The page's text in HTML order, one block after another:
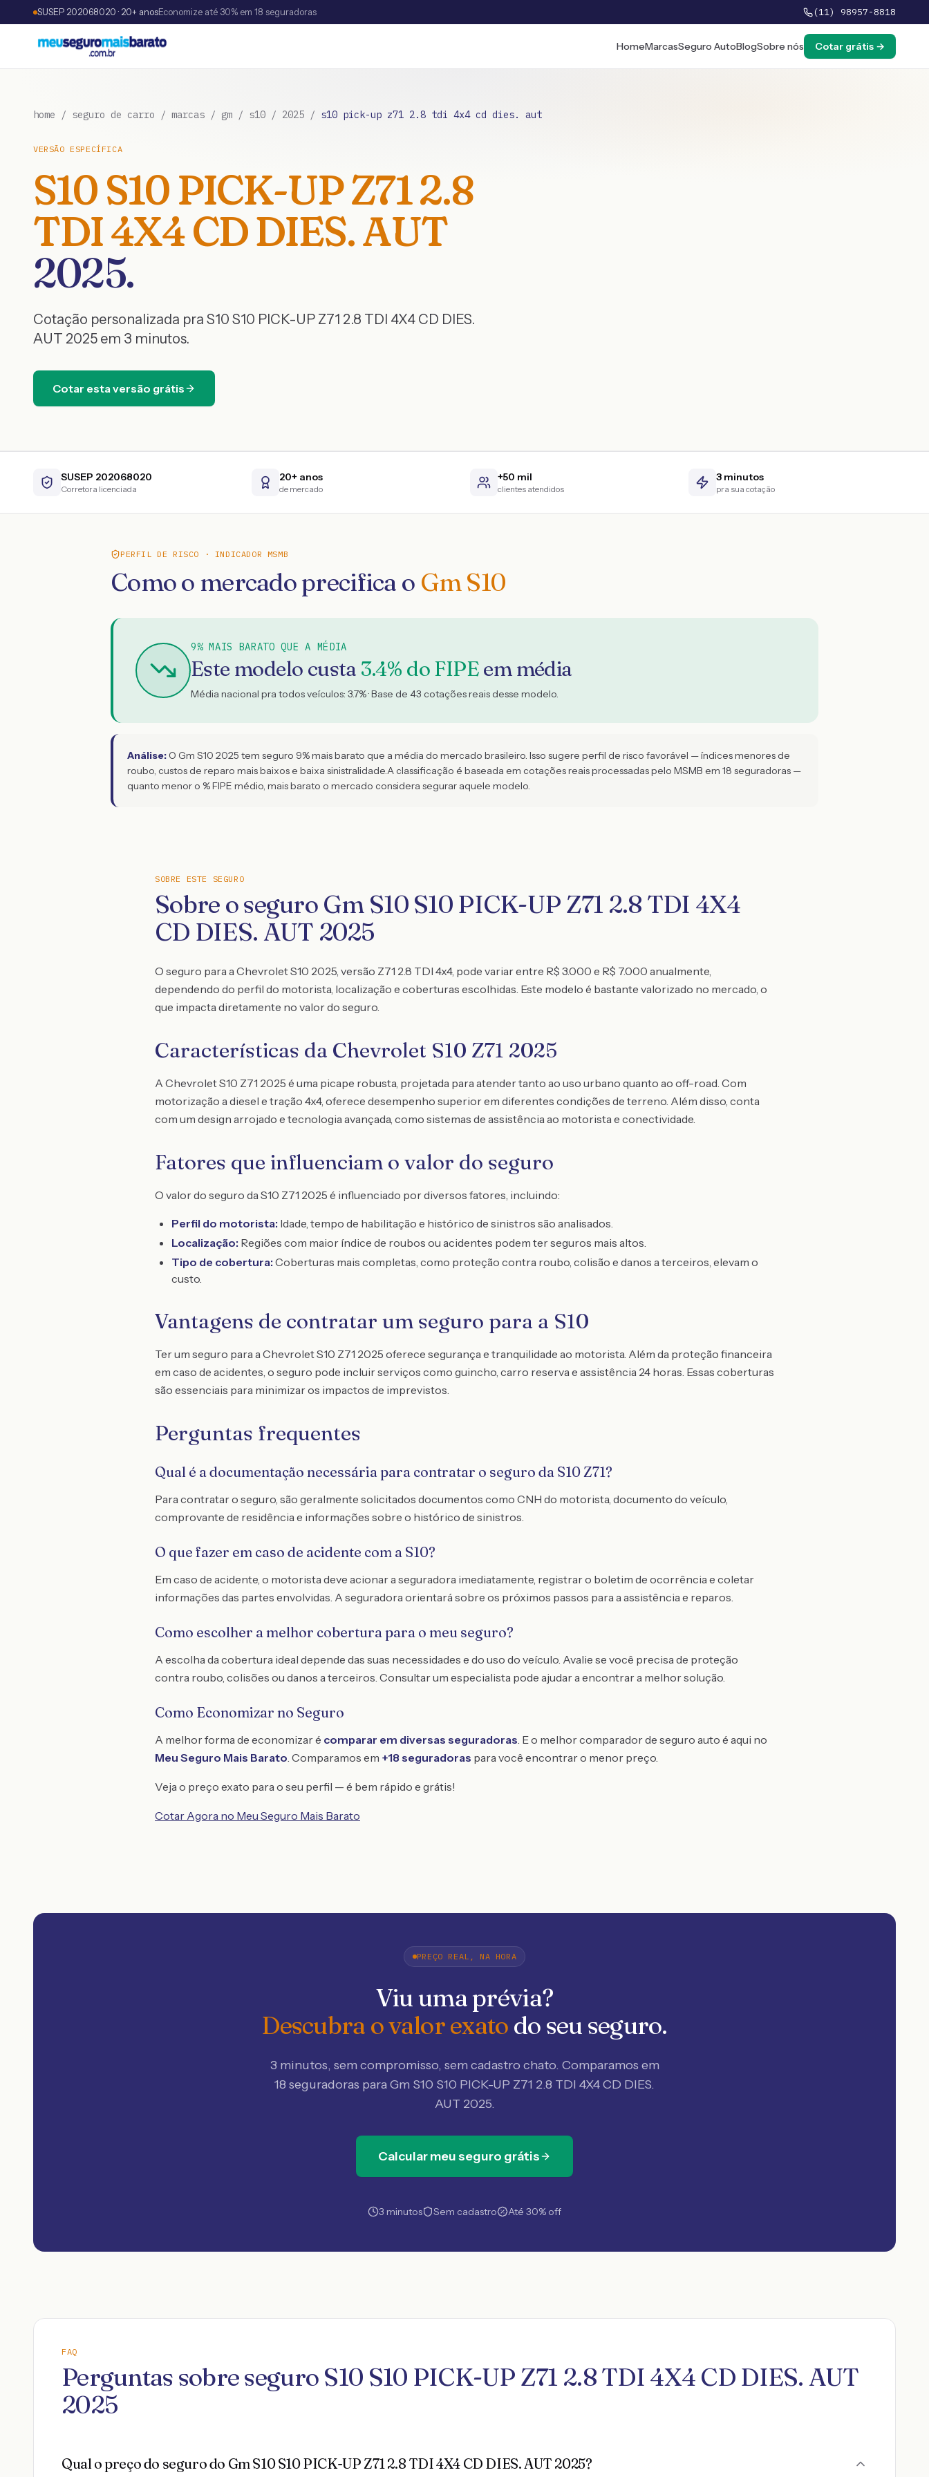
SUSEP 202068020 · 20+ anosEconomize até 30% em 18 seguradoras (11) 98957-8818
HomeMarcasSeguro AutoBlogSobre nós Cotar grátis →
home / seguro de carro / marcas / gm / s10 / 2025 / s10 pick-up z71 2.8 tdi 4x4 cd dies. aut
VERSÃO ESPECÍFICA
S10S10 PICK-UP Z71 2.8
TDI 4X4 CD DIES. AUT
2025.
Cotação personalizada pra S10 S10 PICK-UP Z71 2.8 TDI 4X4 CD DIES.
AUT 2025 em 3 minutos.
Cotar esta versão grátis
SUSEP 202068020
Corretora licenciada
20+ anos
de mercado
+50 mil
clientes atendidos
3 minutos
pra sua cotação
PERFIL DE RISCO · INDICADOR MSMB
Como o mercado precifica o Gm S10
9% MAIS BARATO QUE A MÉDIA
Este modelo custa 3.4% do FIPEem média
Média nacional pra todos veículos: 3.7% · Base de 43 cotações reais desse modelo.
Análise: O Gm S10 2025 tem seguro 9% mais barato que a média do mercado brasileiro. Isso sugere perfil de risco favorável — índices menores de
roubo, custos de reparo mais baixos e baixa sinistralidade.A classificação é baseada em cotações reais processadas pelo MSMB em 18 seguradoras —
quanto menor o % FIPE médio, mais barato o mercado considera segurar aquele modelo.
SOBRE ESTE SEGURO
Sobre o seguro Gm S10 S10 PICK-UP Z71 2.8 TDI 4X4
CD DIES. AUT 2025
O seguro para a Chevrolet S10 2025, versão Z71 2.8 TDI 4x4, pode variar entre R$ 3.000 e R$ 7.000 anualmente,
dependendo do perfil do motorista, localização e coberturas escolhidas. Este modelo é bastante valorizado no mercado, o
que impacta diretamente no valor do seguro.
Características da Chevrolet S10 Z71 2025
A Chevrolet S10 Z71 2025 é uma picape robusta, projetada para atender tanto ao uso urbano quanto ao off-road. Com
motorização a diesel e tração 4x4, oferece desempenho superior em diferentes condições de terreno. Além disso, conta
com um design arrojado e tecnologia avançada, como sistemas de assistência ao motorista e conectividade.
Fatores que influenciam o valor do seguro
O valor do seguro da S10 Z71 2025 é influenciado por diversos fatores, incluindo:
Perfil do motorista: Idade, tempo de habilitação e histórico de sinistros são analisados.
Localização: Regiões com maior índice de roubos ou acidentes podem ter seguros mais altos.
Tipo de cobertura: Coberturas mais completas, como proteção contra roubo, colisão e danos a terceiros, elevam o
custo.
Vantagens de contratar um seguro para a S10
Ter um seguro para a Chevrolet S10 Z71 2025 oferece segurança e tranquilidade ao motorista. Além da proteção financeira
em caso de acidentes, o seguro pode incluir serviços como guincho, carro reserva e assistência 24 horas. Essas coberturas
são essenciais para minimizar os impactos de imprevistos.
Perguntas frequentes
Qual é a documentação necessária para contratar o seguro da S10 Z71?
Para contratar o seguro, são geralmente solicitados documentos como CNH do motorista, documento do veículo,
comprovante de residência e informações sobre o histórico de sinistros.
O que fazer em caso de acidente com a S10?
Em caso de acidente, o motorista deve acionar a seguradora imediatamente, registrar o boletim de ocorrência e coletar
informações das partes envolvidas. A seguradora orientará sobre os próximos passos para a assistência e reparos.
Como escolher a melhor cobertura para o meu seguro?
A escolha da cobertura ideal depende das suas necessidades e do uso do veículo. Avalie se você precisa de proteção
contra roubo, colisões ou danos a terceiros. Consultar um especialista pode ajudar a encontrar a melhor solução.
Como Economizar no Seguro
A melhor forma de economizar é comparar em diversas seguradoras. E o melhor comparador de seguro auto é aqui no
Meu Seguro Mais Barato. Comparamos em +18 seguradoras para você encontrar o menor preço.
Veja o preço exato para o seu perfil — é bem rápido e grátis!
Cotar Agora no Meu Seguro Mais Barato
PREÇO REAL, NA HORA
Viu uma prévia?
Descubra o valor exato do seu seguro.
3 minutos, sem compromisso, sem cadastro chato. Comparamos em
18 seguradoras para Gm S10 S10 PICK-UP Z71 2.8 TDI 4X4 CD DIES.
AUT 2025.
Calcular meu seguro grátis
3 minutos Sem cadastro Até 30% off
FAQ
Perguntas sobre seguro S10 S10 PICK-UP Z71 2.8 TDI 4X4 CD DIES. AUT
2025
Qual o preço do seguro do Gm S10 S10 PICK-UP Z71 2.8 TDI 4X4 CD DIES. AUT 2025?